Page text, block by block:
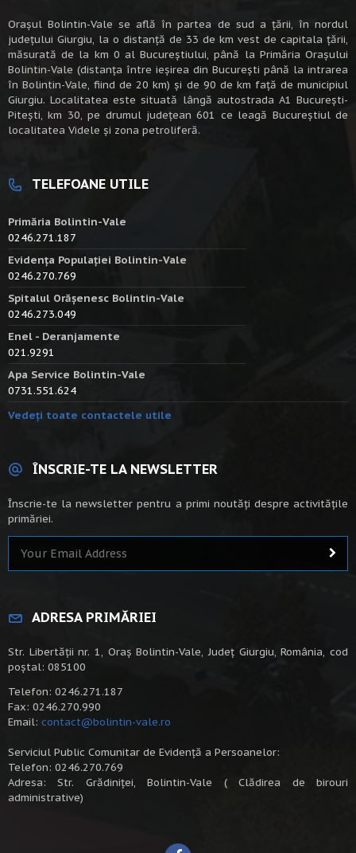
Oraşul Bolintin-Vale se află în partea de sud a ţării, în nordul
judeţului Giurgiu, la o distanţă de 33 de km vest de capitala țării,
măsurată de la km 0 al Bucureștiului, până la Primăria Orașului
Bolintin-Vale (distanța între ieșirea din București până la intrarea
în Bolintin-Vale, fiind de 20 km) şi de 90 de km faţă de municipiul
Giurgiu. Localitatea este situată lângă autostrada A1 Bucureşti-
Piteşti, km 30, pe drumul judeţean 601 ce leagă Bucureştiul de
localitatea Videle şi zona petroliferă.
TELEFOANE UTILE
Primăria Bolintin-Vale
0246.271.187
Evidența Populației Bolintin-Vale
0246.270.769
Spitalul Orășenesc Bolintin-Vale
0246.273.049
Enel - Deranjamente
021.9291
Apa Service Bolintin-Vale
0731.551.624
Vedeți toate contactele utile
ÎNSCRIE-TE LA NEWSLETTER
Înscrie-te la newsletter pentru a primi noutăți despre activitățile
primăriei.
ADRESA PRIMĂRIEI
Str. Libertății nr. 1, Oraș Bolintin-Vale, Județ Giurgiu, România, cod
poștal: 085100
Telefon: 0246.271.187
Fax: 0246.270.990
Email: contact@bolintin-vale.ro
Serviciul Public Comunitar de Evidență a Persoanelor:
Telefon: 0246.270.769
Adresa: Str. Grădiniței, Bolintin-Vale ( Clădirea de birouri
administrative)